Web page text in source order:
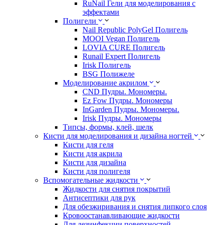
RuNail Гели для моделирования с
эффектами
Полигели
Nail Republic PolyGel Полигель
MOOI Vegan Полигель
LOVIA CURE Полигель
Runail Expert Полигель
Irisk Полигель
BSG Полижеле
Моделирование акрилом
CND Пудры. Мономеры.
Ez Fow Пудры. Мономеры
InGarden Пудры. Мономеры.
Irisk Пудры. Мономеры
Типсы, формы, клей, шелк
Кисти для моделирования и дизайна ногтей
Кисти для геля
Кисти для акрила
Кисти для дизайна
Кисти для полигеля
Вспомогательные жидкости
Жидкости для снятия покрытий
Антисептики для рук
Для обезжиривания и снятия липкого слоя
Кровоостанавливающие жидкости